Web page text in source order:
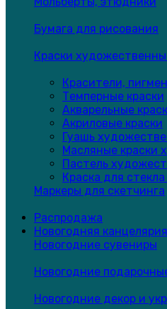
Бумага для рисования
Краски
Красители,
Темперные краски
Акварельные
Акриловые краски
Гуашь
Масляные краски
Пастель
Краска для
Маркеры для скетчинга
Распродажа
Новогодняя канцелярия
Новогодние сувениры
Новогодние
Новогодние декор и